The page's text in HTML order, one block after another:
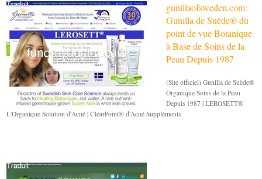
gunillaofsweden.com:
Gunilla de Suède® du
point de vue Botanique
à Base de Soins de la
Peau Depuis 1987
(Site officiel) Gunilla de Suède®
Organique Soins de la Peau
Depuis 1987 | LEROSETT®
L'Organique Solution d'Acné | ClearPoint® d'Acné Suppléments